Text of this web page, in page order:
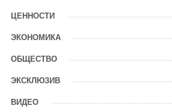
ЦЕННОСТИ
ЭКОНОМИКА
ОБЩЕСТВО
ЭКСКЛЮЗИВ
ВИДЕО